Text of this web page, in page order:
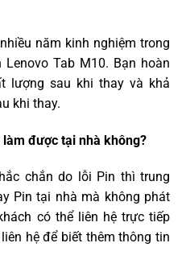
năm kinh nghiệm trong
Tab M10. Bạn hoàn
lượng sau khi thay và khả
khi thay.
được tại nhà không?
chắn do lỗi Pin thì trung
Pin tại nhà mà không phát
có thể liên hệ trực tiếp
hệ để biết thêm thông tin